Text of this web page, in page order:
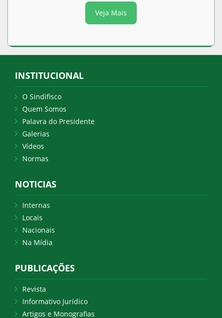
Veja Mais
INSTITUCIONAL
O Sindifisco
Quem Somos
Palavra do Presidente
Galerias
Vídeos
Normas
NOTICIAS
Internas
Locais
Nacionais
Na Mídia
PUBLICAÇÕES
Revista
Informativo Jurídico
Artigos e Monografias